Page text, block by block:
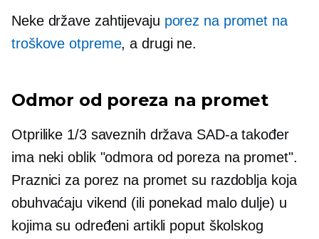
Neke države zahtijevaju porez na promet na
troškove otpreme, a drugi ne.
Odmor od poreza na promet
Otprilike 1/3 saveznih država SAD-a također
ima neki oblik "odmora od poreza na promet".
Praznici za porez na promet su razdoblja koja
obuhvaćaju vikend (ili ponekad malo dulje) u
kojima su određeni artikli poput školskog